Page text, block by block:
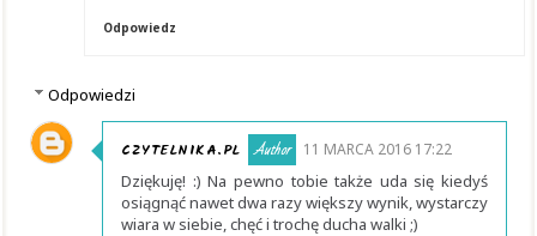
Odpowiedz
Odpowiedzi
CZYTELNIKA.PL 11 MARCA 2016 17:22
Dziękuję! :) Na pewno tobie także uda się kiedyś
osiągnąć nawet dwa razy większy wynik, wystarczy
wiara w siebie, chęć i trochę ducha walki ;)